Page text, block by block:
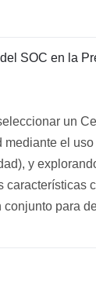
SOC en la
un
el
y
características
para